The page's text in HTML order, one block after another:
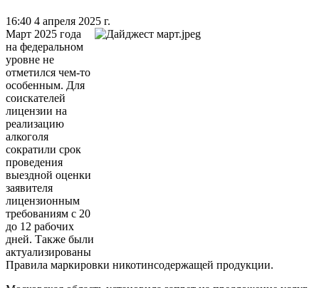
16:40 4 апреля 2025 г.
Март 2025 года
на федеральном
уровне не
отметился чем-то
особенным. Для
соискателей
лицензии на
реализацию
алкоголя
сократили срок
проведения
выездной оценки
заявителя
лицензионным
требованиям с 20
до 12 рабочих
дней. Также были
актуализированы
Правила маркировки никотинсодержащей продукции.